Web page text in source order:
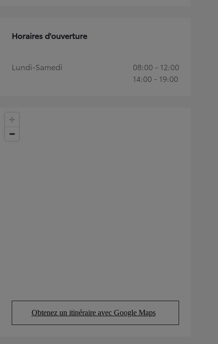
Obtenez un itinéraire avec Google Maps
(Opens in new tab)
Horaires d'ouverture
Lundi-Samedi
08:00 - 12:00
14:00 - 19:00